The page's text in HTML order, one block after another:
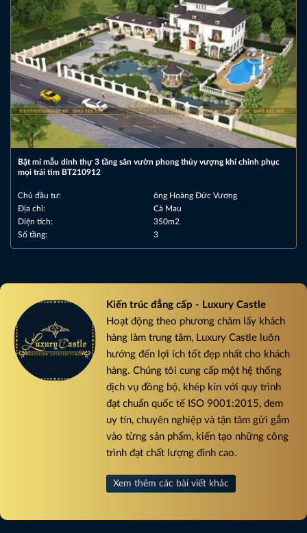
Bật mí mẫu dinh thự 3 tầng sân vườn phong thủy vượng khí chinh phục
mọi trái tim BT210912
Chủ đầu tư:
ông Hoàng Đức Vương
Địa chỉ:
Cà Mau
Diện tích:
350m2
Số tầng:
3
Kiến trúc đẳng cấp - Luxury Castle
Hoạt động theo phương châm lấy khách
hàng làm trung tâm, Luxury Castle luôn
hướng đến lợi ích tốt đẹp nhất cho khách
hàng. Chúng tôi cung cấp một hệ thống
dịch vụ đồng bộ, khép kín với quy trình
đạt chuẩn quốc tế ISO 9001:2015, đem
uy tín, chuyên nghiệp và tận tâm gửi gắm
vào từng sản phẩm, kiến tạo những công
trình đạt chất lượng đỉnh cao.
Xem thêm các bài viết khác